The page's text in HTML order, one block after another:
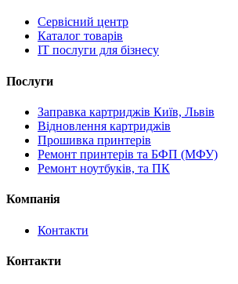
Сервісний центр
Каталог товарів
IT послуги для бізнесу
Послуги
Заправка картриджів Київ, Львів
Відновлення картриджів
Прошивка принтерів
Ремонт принтерів та БФП (МФУ)
Ремонт ноутбуків, та ПК
Компанія
Контакти
Контакти